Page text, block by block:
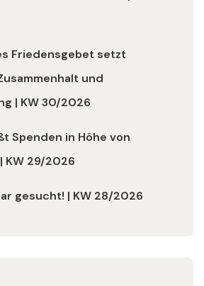
Friedensgebet setzt
und
| KW 30/2026
Spenden in Höhe von
KW 29/2026
gesucht! | KW 28/2026